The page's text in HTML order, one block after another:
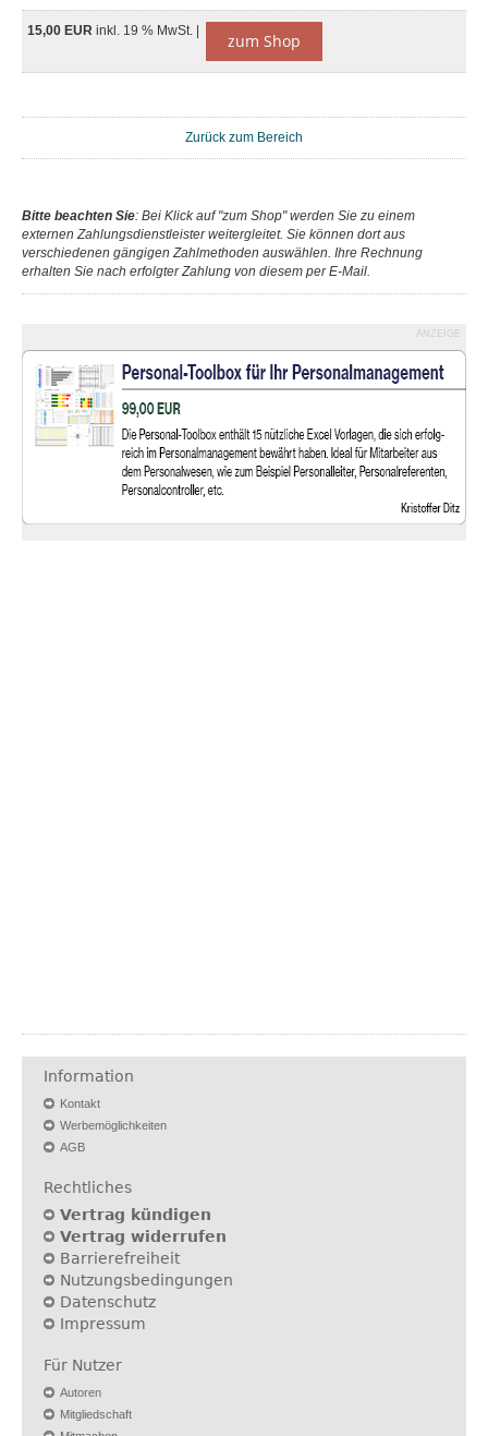
15,00 EUR inkl. 19 % MwSt. | zum Shop
Zurück zum Bereich
Bitte beachten Sie: Bei Klick auf "zum Shop" werden Sie zu einem
externen Zahlungsdienstleister weitergleitet. Sie können dort aus
verschiedenen gängigen Zahlmethoden auswählen. Ihre Rechnung
erhalten Sie nach erfolgter Zahlung von diesem per E-Mail.
ANZEIGE
Information
Kontakt
Werbemöglichkeiten
AGB
Rechtliches
Vertrag kündigen
Vertrag widerrufen
Barrierefreiheit
Nutzungsbedingungen
Datenschutz
Impressum
Für Nutzer
Autoren
Mitgliedschaft